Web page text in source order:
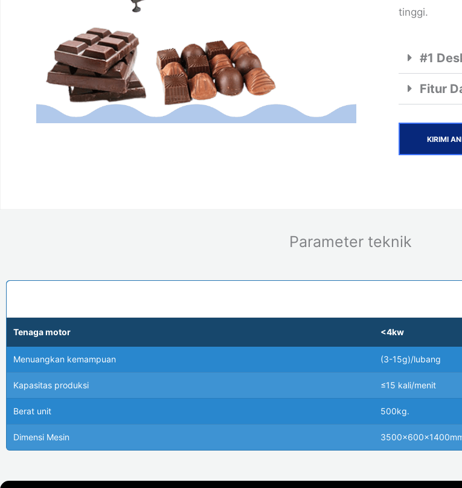
tinggi.
#1
Fitur
KIRIMI
Parameter teknik
Tenaga motor <4kw
Menuangkan kemampuan (3-15g)/lubang
Kapasitas produksi ≤15 kali/menit
Berat unit 500kg.
Dimensi Mesin